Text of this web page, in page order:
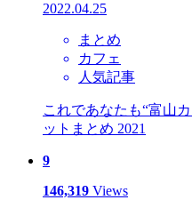
2022.04.25
まとめ
カフェ
人気記事
これであなたも“富山
ットまとめ 2021
9
146,319 Views